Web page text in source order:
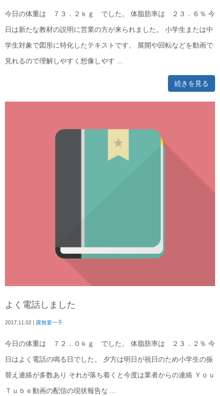
今日の体重は ７３．２ｋｇ でした。 体脂肪率は ２３．６％ 今
日は新たな教材の説明に営業の方が来られました。 小学生または中
学生対象で図形に特化したテキストです。 展開や回転などを動画で
見れるので理解しやすく想像しやす ...
続きを見る
よく電話しました
2017.11.02 | 露無要一千
今日の体重は ７２．０ｋｇ でした。 体脂肪率は ２３．２％ 今
日はよく電話の鳴る日でした。 夕方は明日が祝日のため小学生の振
替え連絡が多数あり それが落ち着くと今度は業者からの連絡 Ｙｏｕ
Ｔｕｂｅ動画の配信の現状報告な ...